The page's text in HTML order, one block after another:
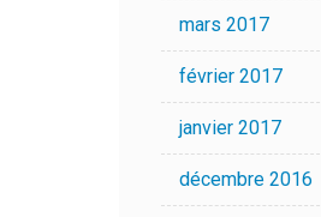
mars 2017
février 2017
janvier 2017
décembre 2016